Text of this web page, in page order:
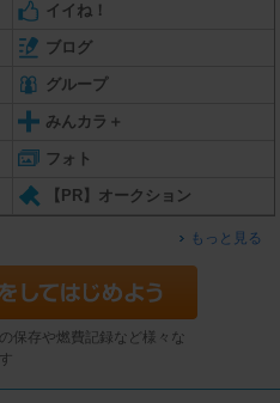
イイね！
ブログ
グループ
みんカラ＋
フォト
【PR】オークション
もっと見る
保存や燃費記録など様々な